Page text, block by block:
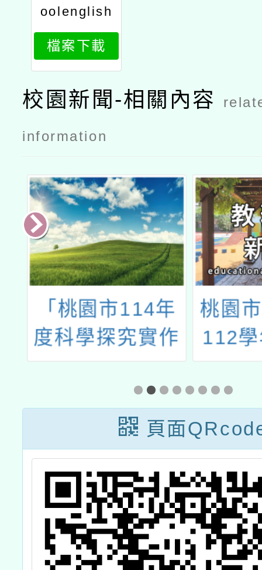
oolenglish
英閱王」比
賽辦法
檔案下載
校園新聞-相關內容
information
「桃園市114年
度科學探究實作
計畫＿種子教師
培訓研習」
桃園
112
作業
頁面